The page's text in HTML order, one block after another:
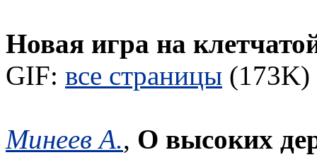
Новая игра на
GIF: все страницы
Минеев А., О высоких